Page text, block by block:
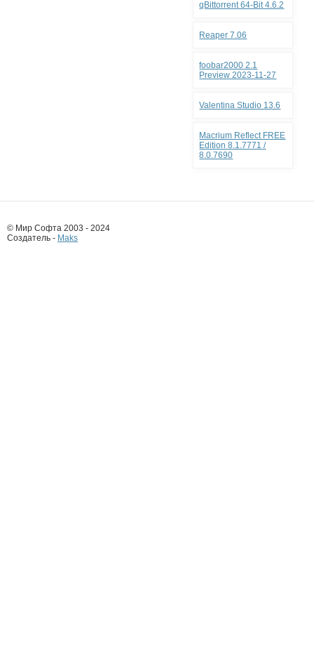
qBittorrent 64-Bit 4.6.2
Reaper 7.06
foobar2000 2.1
Preview 2023-11-27
Valentina Studio 13.6
Macrium Reflect FREE
Edition 8.1.7771 /
8.0.7690
© Мир Софта 2003 - 2024
Создатель - Maks